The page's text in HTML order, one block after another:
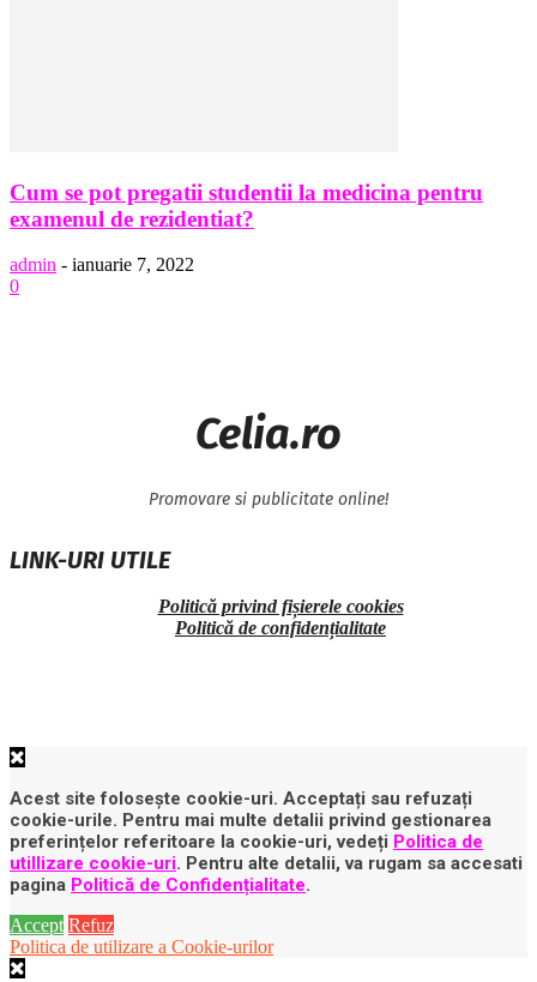
Cum se pot pregatii studentii la medicina pentru
examenul de rezidentiat?
admin - ianuarie 7, 2022
0
Celia.ro
Promovare si publicitate online!
LINK-URI UTILE
Politică privind fișierele cookies
Politică de confidențialitate
Acest site folosește cookie-uri. Acceptați sau refuzați
cookie-urile. Pentru mai multe detalii privind gestionarea
preferințelor referitoare la cookie-uri, vedeți Politica de
utillizare cookie-uri. Pentru alte detalii, va rugam sa accesati
pagina Politică de Confidențialitate.
Accept Refuz
Politica de utilizare a Cookie-urilor